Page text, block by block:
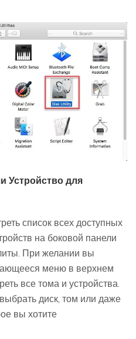
Устройство для
список всех доступных
на боковой панели
При желании вы
меню в верхнем
все тома и устройства.
диск, том или даже
вы хотите